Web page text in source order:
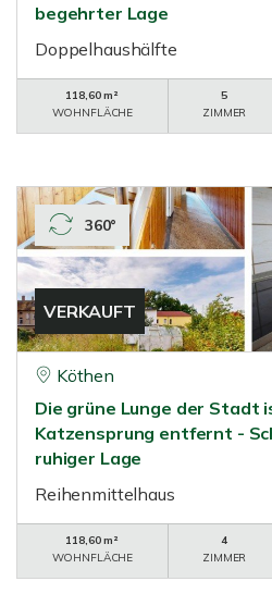
begehrter Lage
Doppelhaushälfte
118,60 m²
WOHNFLÄCHE
5
ZIMMER
VERKAUFT
360°
Köthen
Die grüne Lunge der Stadt
Katzensprung entfernt -
ruhiger Lage
Reihenmittelhaus
118,60 m²
WOHNFLÄCHE
4
ZIMMER